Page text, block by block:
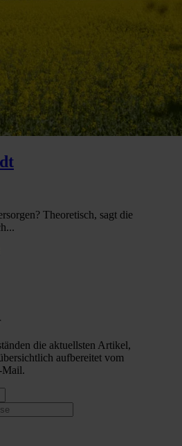
Theoretisch, sagt die
die aktuellsten Artikel,
aufbereitet vom